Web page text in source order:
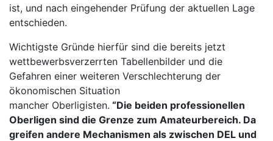
ist, und nach eingehender Prüfung der aktuellen Lage
entschieden.
Wichtigste Gründe hierfür sind die bereits jetzt
wettbewerbsverzerrten Tabellenbilder und die
Gefahren einer weiteren Verschlechterung der
ökonomischen Situation
mancher Oberligisten. “Die beiden professionellen
Oberligen sind die Grenze zum Amateurbereich. Da
greifen andere Mechanismen als zwischen DEL und